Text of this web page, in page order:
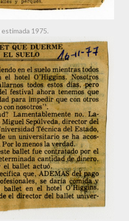
1975.